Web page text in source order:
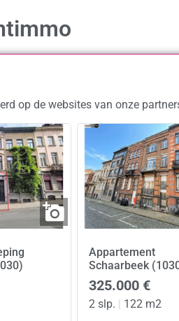
op de websites van onze
Appartement
Schaarbeek
325.000 €
2 slp. | 122 m2